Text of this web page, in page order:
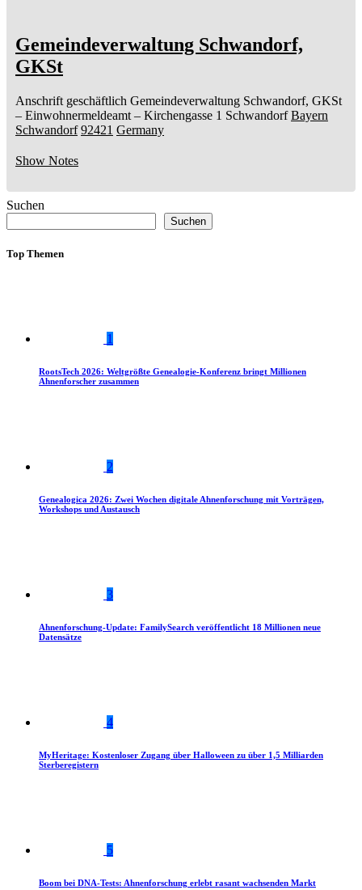
Gemeindeverwaltung Schwandorf,
GKSt
Anschrift geschäftlich Gemeindeverwaltung Schwandorf, GKSt
– Einwohnermeldeamt – Kirchengasse 1 Schwandorf Bayern
Schwandorf 92421 Germany
Show Notes
Suchen
Suchen
Top Themen
1
RootsTech 2026: Weltgrößte Genealogie-Konferenz bringt Millionen
Ahnenforscher zusammen
2
Genealogica 2026: Zwei Wochen digitale Ahnenforschung mit Vorträgen,
Workshops und Austausch
3
Ahnenforschung-Update: FamilySearch veröffentlicht 18 Millionen neue
Datensätze
4
MyHeritage: Kostenloser Zugang über Halloween zu über 1,5 Milliarden
Sterberegistern
5
Boom bei DNA-Tests: Ahnenforschung erlebt rasant wachsenden Markt